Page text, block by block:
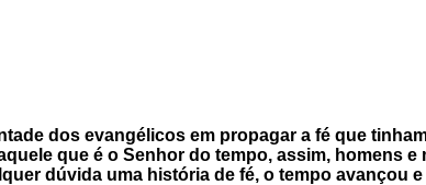
dos evangélicos em propagar a fé que
que é o Senhor do tempo, assim, homens e
dúvida uma história de fé, o tempo avançou e